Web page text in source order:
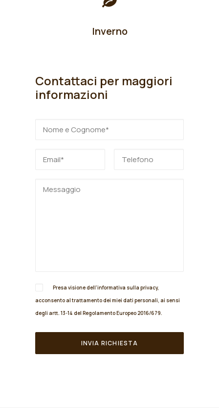
Inverno
Contattaci per maggiori
informazioni
Presa visione dell'informativa sulla privacy,
acconsento al trattamento dei miei dati personali, ai sensi
degli artt. 13-14 del Regolamento Europeo 2016/679.